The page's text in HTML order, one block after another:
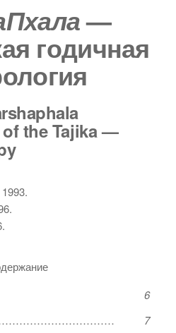
—
годичная
the Tajika —
6
7